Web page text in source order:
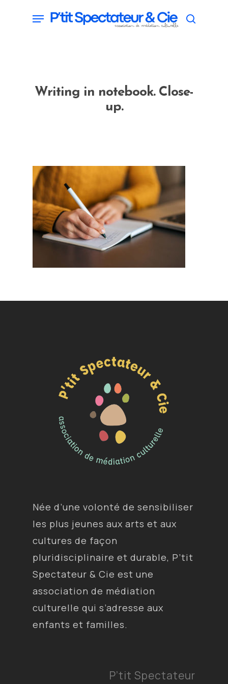
search
Menu
Writing in notebook. Close-
up.
Née d’une volonté de sensibiliser
les plus jeunes aux arts et aux
cultures de façon
pluridisciplinaire et durable, P’tit
Spectateur & Cie est une
association de médiation
culturelle qui s’adresse aux
enfants et familles.
P’tit Spectateur